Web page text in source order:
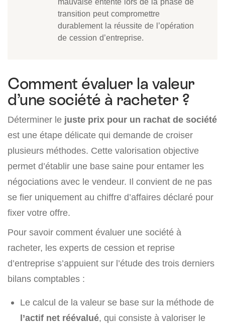
transition peut compromettre
durablement la réussite de l’opération
de cession d’entreprise.
Comment évaluer la valeur
d’une société à racheter ?
Déterminer le juste prix pour un rachat de société
est une étape délicate qui demande de croiser
plusieurs méthodes. Cette valorisation objective
permet d’établir une base saine pour entamer les
négociations avec le vendeur. Il convient de ne pas
se fier uniquement au chiffre d’affaires déclaré pour
fixer votre offre.
Pour savoir comment évaluer une société à
racheter, les experts de cession et reprise
d’entreprise s’appuient sur l’étude des trois derniers
bilans comptables :
Le calcul de la valeur se base sur la méthode de
l’actif net réévalué, qui consiste à valoriser le